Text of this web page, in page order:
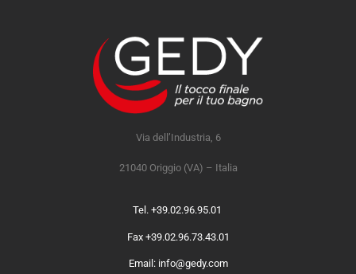
Via dell’Industria, 6
21040 Origgio (VA) – Italia
Tel. +39.02.96.95.01
Fax +39.02.96.73.43.01
Email: info@gedy.com